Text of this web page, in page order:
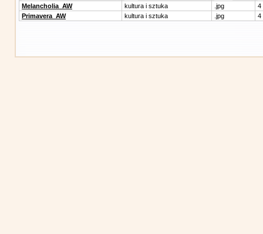
Melancholia_AW kultura i sztuka .jpg
4
Primavera_AW
kultura i sztuka .jpg 4